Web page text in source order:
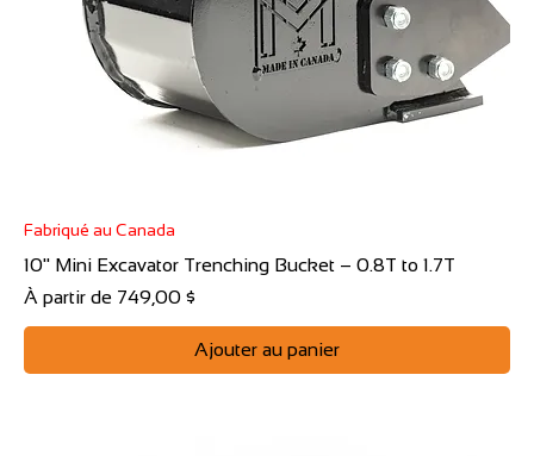
Fabriqué au Canada
10" Mini Excavator Trenching Bucket – 0.8T to 1.7T
À partir de 749,00 $
Prix promotionnel
Ajouter au panier